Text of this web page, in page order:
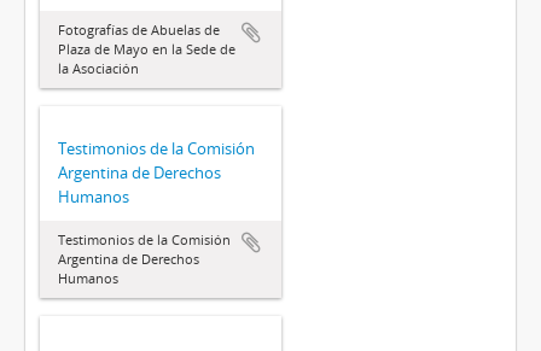
Fotografías de Abuelas de
Plaza de Mayo en la Sede de
la Asociación
Testimonios de la Comisión
Argentina de Derechos
Humanos
Testimonios de la Comisión
Argentina de Derechos
Humanos